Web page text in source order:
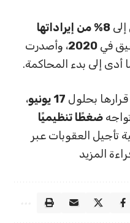
8% من إيراداتها
2020، وأصدرت
أدى إلى بدء المحاكمة.
17 يونيو
،
ضغطًا تنظيميًا
تأجيل العقوبات عبر
المزيد